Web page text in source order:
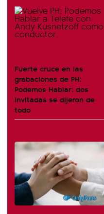
Fuerte cruce en las
grabaciones de PH:
Podemos Hablar: dos
invitadas se dijeron de
todo